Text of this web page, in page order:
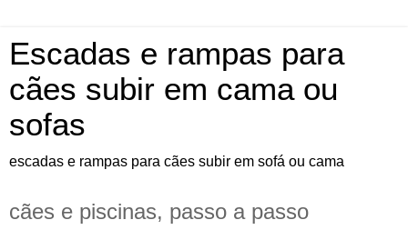
Escadas e rampas para
cães subir em cama ou
sofas
escadas e rampas para cães subir em sofá ou cama
cães e piscinas, passo a passo